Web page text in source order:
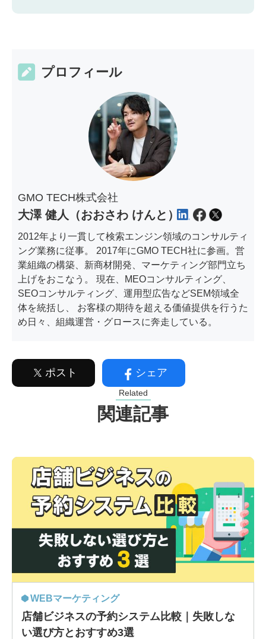
プロフィール
GMO TECH株式会社
大澤 健人（おおさわ けんと）
2012年より一貫して検索エンジン領域のコンサルティ
ング業務に従事。 2017年にGMO TECH社に参画。営
業組織の構築、新商材開発、マーケティング部門立ち
上げをおこなう。 現在、MEOコンサルティング、
SEOコンサルティング、運用型広告などSEM領域全
体を統括し、 お客様の期待を超える価値提供を行うた
め日々、組織運営・グロースに奔走している。
ポスト シェア
Related
関連記事
WEBマーケティング
店舗ビジネスの予約システム比較｜失敗しな
い選び方とおすすめ3選